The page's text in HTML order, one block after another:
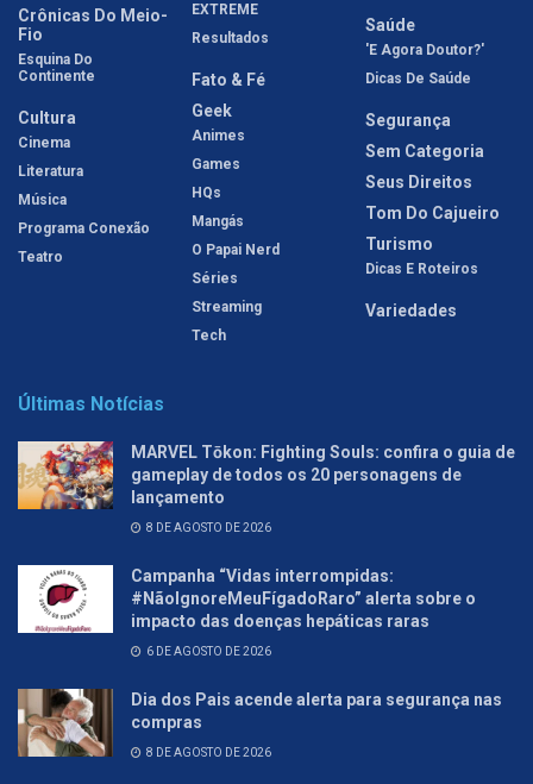
Crônicas Do Meio-
Fio
Esquina Do
Continente
Cultura
Cinema
Literatura
Música
Programa Conexão
Teatro
EXTREME
Resultados
Fato & Fé
Geek
Animes
Games
HQs
Mangás
O Papai Nerd
Séries
Streaming
Tech
Saúde
'E Agora Doutor?'
Dicas De Saúde
Segurança
Sem Categoria
Seus Direitos
Tom Do Cajueiro
Turismo
Dicas E Roteiros
Variedades
Últimas Notícias
MARVEL Tōkon: Fighting Souls: confira o guia de
gameplay de todos os 20 personagens de
lançamento
8 DE AGOSTO DE 2026
Campanha “Vidas interrompidas:
#NãoIgnoreMeuFígadoRaro” alerta sobre o
impacto das doenças hepáticas raras
6 DE AGOSTO DE 2026
Dia dos Pais acende alerta para segurança nas
compras
8 DE AGOSTO DE 2026